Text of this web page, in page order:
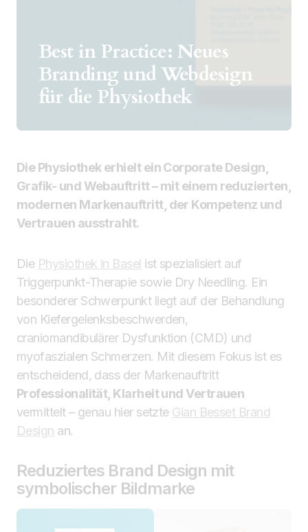
Best in Practice: Neues
Branding und Webdesign
für die Physiothek
Die Physiothek erhielt ein Corporate Design,
Grafik- und Webauftritt – mit einem reduzierten,
modernen Markenauftritt, der Kompetenz und
Vertrauen ausstrahlt.
Die Physiothek in Basel ist spezialisiert auf
Triggerpunkt-Therapie sowie Dry Needling. Ein
besonderer Schwerpunkt liegt auf der Behandlung
von Kiefergelenksbeschwerden,
craniomandibulärer Dysfunktion (CMD) und
myofaszialen Schmerzen. Mit diesem Fokus ist es
entscheidend, dass der Markenauftritt
Professionalität, Klarheit und Vertrauen
vermittelt – genau hier setzte Gian Besset Brand
Design an.
Reduziertes Brand Design mit
symbolischer Bildmarke